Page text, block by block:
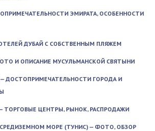
ЭМИРАТА, ОСОБЕННОСТИ
ДУБАЙ С СОБСТВЕННЫМ ПЛЯЖЕМ
И ОПИСАНИЕ МУСУЛЬМАНСКОЙ СВЯТЫНИ
— ДОСТОПРИМЕЧАТЕЛЬНОСТИ ГОРОДА И
ТОРГОВЫЕ ЦЕНТРЫ, РЫНОК, РАСПРОДАЖИ
МОРЕ (ТУНИС) — ФОТО, ОБЗОР